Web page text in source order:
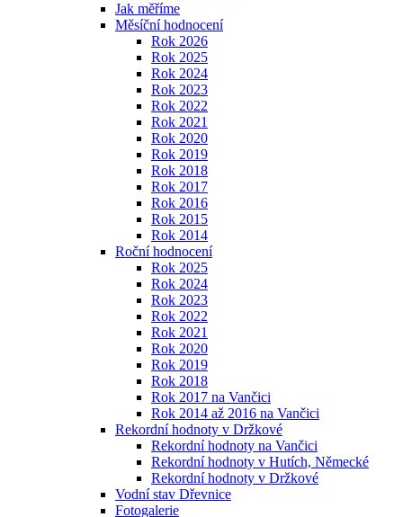
Jak měříme
Měsíční hodnocení
Rok 2026
Rok 2025
Rok 2024
Rok 2023
Rok 2022
Rok 2021
Rok 2020
Rok 2019
Rok 2018
Rok 2017
Rok 2016
Rok 2015
Rok 2014
Roční hodnocení
Rok 2025
Rok 2024
Rok 2023
Rok 2022
Rok 2021
Rok 2020
Rok 2019
Rok 2018
Rok 2017 na Vančici
Rok 2014 až 2016 na Vančici
Rekordní hodnoty v Držkové
Rekordní hodnoty na Vančici
Rekordní hodnoty v Hutích, Německé
Rekordní hodnoty v Držkové
Vodní stav Dřevnice
Fotogalerie